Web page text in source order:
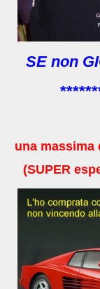
SE non
una massima
(SUPER